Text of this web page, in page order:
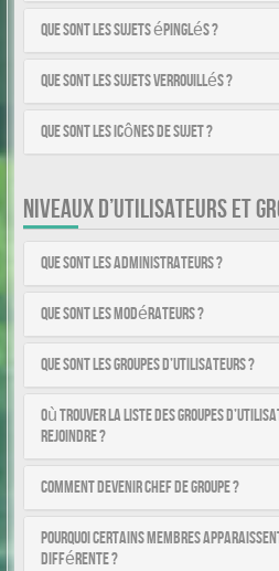
Que sont les sujets épinglés ?
Que sont les sujets verrouillés ?
Que sont les icônes de sujet ?
NIVEAUX D’UTILISATEURS ET
Que sont les administrateurs ?
Que sont les modérateurs ?
Que sont les groupes d’utilisateurs ?
Où trouver la liste des groupes
rejoindre ?
Comment devenir chef de groupe ?
Pourquoi certains membres
différente ?